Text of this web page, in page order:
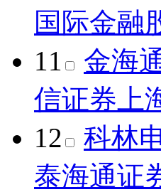
国际金融
11
金海
信证券上
12
科林
泰海通证